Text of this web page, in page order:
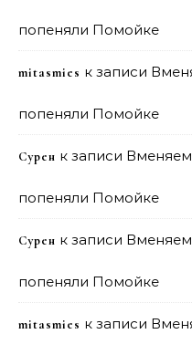
попеняли Помойке
mitasmies к записи
попеняли Помойке
Сурен к записи
попеняли Помойке
Сурен к записи
попеняли Помойке
mitasmies к записи